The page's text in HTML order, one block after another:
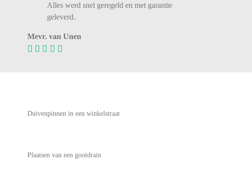
Alles werd snel geregeld en met garantie
geleverd.
Mevr. van Unen
Duivenpinnen in een winkelstraat
Plaatsen van een gootdrain